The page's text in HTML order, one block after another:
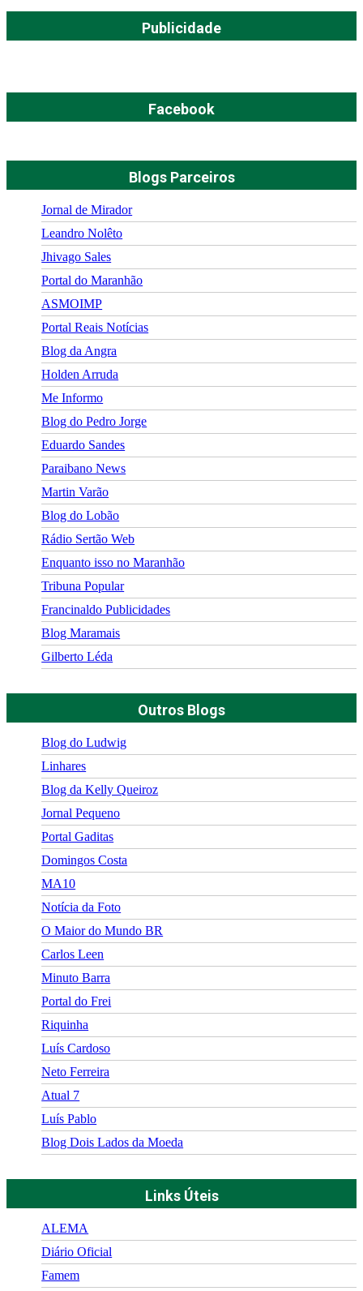
Publicidade
Facebook
Blogs Parceiros
Jornal de Mirador
Leandro Nolêto
Jhivago Sales
Portal do Maranhão
ASMOIMP
Portal Reais Notí­cias
Blog da Angra
Holden Arruda
Me Informo
Blog do Pedro Jorge
Eduardo Sandes
Paraibano News
Martin Varão
Blog do Lobão
Rádio Sertão Web
Enquanto isso no Maranhão
Tribuna Popular
Francinaldo Publicidades
Blog Maramais
Gilberto Léda
Outros Blogs
Blog do Ludwig
Linhares
Blog da Kelly Queiroz
Jornal Pequeno
Portal Gaditas
Domingos Costa
MA10
Notícia da Foto
O Maior do Mundo BR
Carlos Leen
Minuto Barra
Portal do Frei
Riquinha
Luís Cardoso
Neto Ferreira
Atual 7
Luís Pablo
Blog Dois Lados da Moeda
Links Úteis
ALEMA
Diário Oficial
Famem